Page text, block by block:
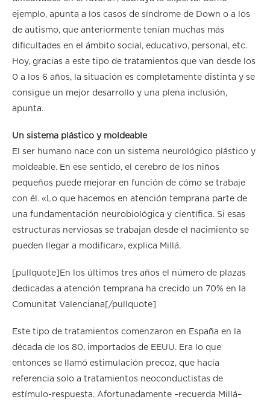
ejemplo, apunta a los casos de síndrome de Down o a los
de autismo, que anteriormente tenían muchas más
dificultades en el ámbito social, educativo, personal, etc.
Hoy, gracias a este tipo de tratamientos que van desde los
0 a los 6 años, la situación es completamente distinta y se
consigue un mejor desarrollo y una plena inclusión,
apunta.
Un sistema plástico y moldeable
El ser humano nace con un sistema neurológico plástico y
moldeable. En ese sentido, el cerebro de los niños
pequeños puede mejorar en función de cómo se trabaje
con él. «Lo que hacemos en atención temprana parte de
una fundamentación neurobiológica y científica. Si esas
estructuras nerviosas se trabajan desde el nacimiento se
pueden llegar a modificar», explica Millá.
[pullquote]En los últimos tres años el número de plazas
dedicadas a atención temprana ha crecido un 70% en la
Comunitat Valenciana[/pullquote]
Este tipo de tratamientos comenzaron en España en la
década de los 80, importados de EEUU. Era lo que
entonces se llamó estimulación precoz, que hacía
referencia solo a tratamientos neoconductistas de
estímulo-respuesta. Afortunadamente –recuerda Millá–